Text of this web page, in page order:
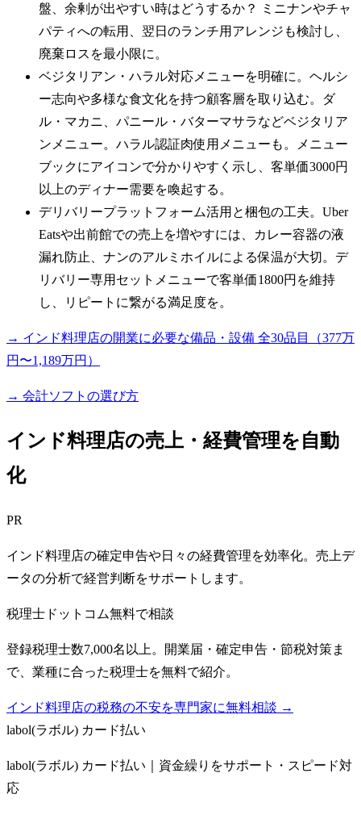
盤、余剰が出やすい時はどうするか？ ミニナンやチャ
パティへの転用、翌日のランチ用アレンジも検討し、
廃棄ロスを最小限に。
ベジタリアン・ハラル対応メニューを明確に。ヘルシ
ー志向や多様な食文化を持つ顧客層を取り込む。ダ
ル・マカニ、パニール・バターマサラなどベジタリア
ンメニュー。ハラル認証肉使用メニューも。メニュー
ブックにアイコンで分かりやすく示し、客単価3000円
以上のディナー需要を喚起する。
デリバリープラットフォーム活用と梱包の工夫。Uber
Eatsや出前館での売上を増やすには、カレー容器の液
漏れ防止、ナンのアルミホイルによる保温が大切。デ
リバリー専用セットメニューで客単価1800円を維持
し、リピートに繋がる満足度を。
→ インド料理店の開業に必要な備品・設備 全30品目（377万
円〜1,189万円）
→ 会計ソフトの選び方
インド料理店の売上・経費管理を自動
化
PR
インド料理店の確定申告や日々の経費管理を効率化。売上デ
ータの分析で経営判断をサポートします。
税理士ドットコム無料で相談
登録税理士数7,000名以上。開業届・確定申告・節税対策ま
で、業種に合った税理士を無料で紹介。
インド料理店の税務の不安を専門家に無料相談 →
labol(ラボル) カード払い
labol(ラボル) カード払い｜資金繰りをサポート・スピード対
応